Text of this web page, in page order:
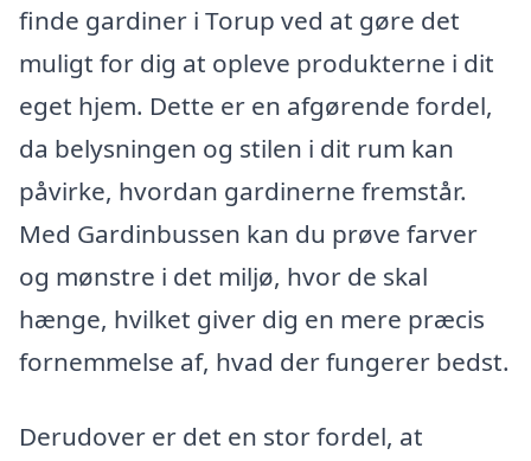
finde gardiner i Torup ved at gøre det
muligt for dig at opleve produkterne i dit
eget hjem. Dette er en afgørende fordel,
da belysningen og stilen i dit rum kan
påvirke, hvordan gardinerne fremstår.
Med Gardinbussen kan du prøve farver
og mønstre i det miljø, hvor de skal
hænge, hvilket giver dig en mere præcis
fornemmelse af, hvad der fungerer bedst.
Derudover er det en stor fordel, at